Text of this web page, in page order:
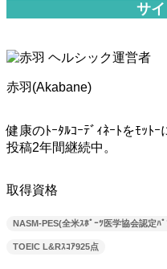
サ
赤羽(Akabane)
健康のﾄｰﾀﾙｺｰﾃﾞｨﾈｰﾄをﾓｯﾄ
投稿2年間継続中。
取得資格
NASM-PES(全米ｽﾎﾟｰﾂ医学協会認定ﾊ
TOEIC L&Rｽｺｱ925点